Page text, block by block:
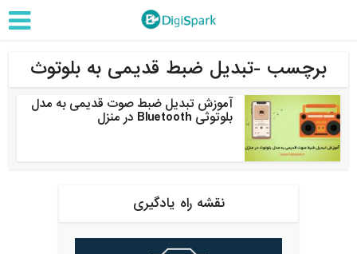
برچسب -تبدیل ضبط قدیمی به بلوتوث
آموزش تبدیل ضبط صوت قدیمی به مدل
بلوتوثی Bluetooth در منزل
نقشه راه یادگیری